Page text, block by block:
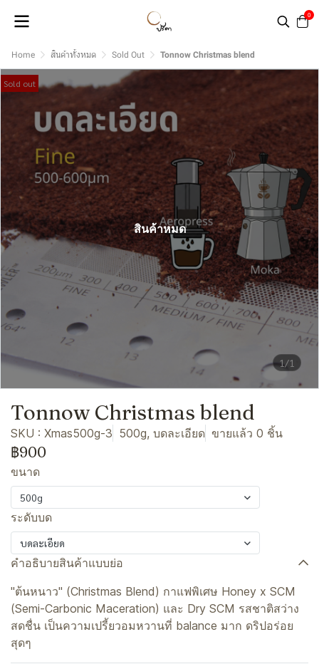
0
Home สินค้าทั้งหมด Sold Out Tonnow Christmas blend
1/1
Sold out
สินค้าหมด
Tonnow Christmas blend
SKU : Xmas500g-3 500g, บดละเอียด ขายแล้ว 0 ชิ้น
฿900
ขนาด
500g
ระดับบด
บดละเอียด
คำอธิบายสินค้าแบบย่อ
"ต้นหนาว" (Christmas Blend) กาแฟพิเศษ Honey x SCM
(Semi-Carbonic Maceration) และ Dry SCM รสชาติสว่าง
สดชื่น เป็นความเปรี้ยวอมหวานที่ balance มาก ดริปอร่อย
สุดๆ